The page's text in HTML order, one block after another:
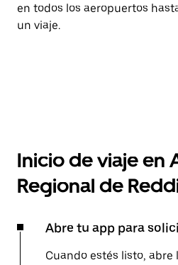
en todos los aeropuertos
un viaje.
Inicio de viaje en
Regional de
Abre tu app para
Cuando estés listo, abre